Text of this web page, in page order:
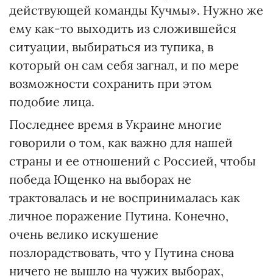
действующей команды Кучмы». Нужно же
ему как-то выходить из сложившейся
ситуации, выбираться из тупика, в
который он сам себя загнал, и по мере
возможности сохранить при этом
подобие лица.
Последнее время в Украине многие
говорили о том, как важно для нашей
страны и ее отношений с Россией, чтобы
победа Ющенко на выборах не
трактовалась и не воспринималась как
личное поражение Путина. Конечно,
очень велико искушение
позлорадствовать, что у Путина снова
ничего не вышло на чужих выборах,